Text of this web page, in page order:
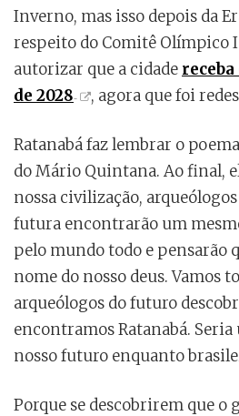
Inverno, mas isso depois da
respeito do Comitê Olímpico
autorizar que a cidade
de 2028
, agora que foi
Ratanabá faz lembrar o poema
do Mário Quintana. Ao final,
nossa civilização,
futura encontrarão um
pelo mundo todo e pensarão
nome do nosso deus. Vamos
arqueólogos do futuro
encontramos Ratanabá.
nosso futuro enquanto
Porque se descobrirem que o